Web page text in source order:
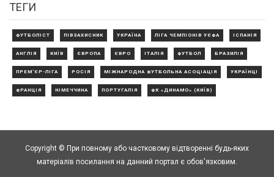
ТЕГИ
ФУТБОЛІСТ ПІВЗАХИСНИК УКРАЇНА ЛІГА ЧЕМПІОНІВ УЄФА ІСПАНІЯ
АНГЛІЯ КИЇВ ЄВРОПА ЄВРО ІТАЛІЯ ФУТБОЛ БРАЗИЛІЯ
ПРЕМ'ЄР-ЛІГА РОСІЯ МІЖНАРОДНА ФУТБОЛЬНА АСОЦІАЦІЯ УКРАЇНЦІ
ФРАНЦІЯ НІМЕЧЧИНА ПОРТУГАЛІЯ ФК «ДИНАМО» (КИЇВ)
Copyright © При повному або частковому відтворенні будь-яких
матеріалів посилання на данний портал є обов'язковим.